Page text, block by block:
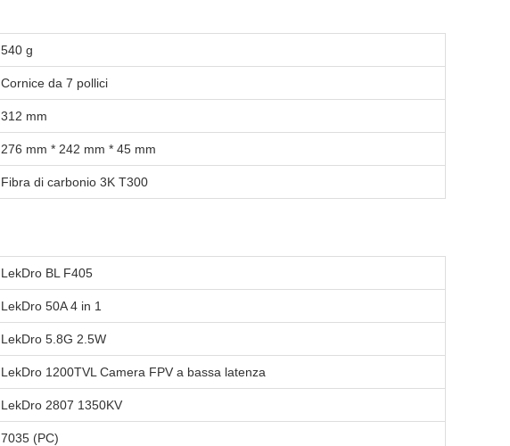
540 g
Cornice da 7 pollici
312 mm
276 mm * 242 mm * 45 mm
Fibra di carbonio 3K T300
LekDro BL F405
LekDro 50A 4 in 1
LekDro 5.8G 2.5W
LekDro 1200TVL Camera FPV a bassa latenza
LekDro 2807 1350KV
7035 (PC)